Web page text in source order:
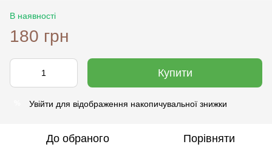
В наявності
180 грн
Купити
Увійти для відображення накопичувальної знижки
До обраного Порівняти